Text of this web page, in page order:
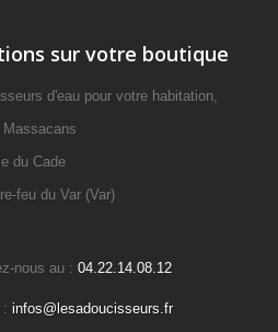
sur votre boutique
d'eau pour votre habitation,
Massacans
du Cade
feu du Var (Var)
nous au : 04.22.14.08.12
: infos@lesadoucisseurs.fr